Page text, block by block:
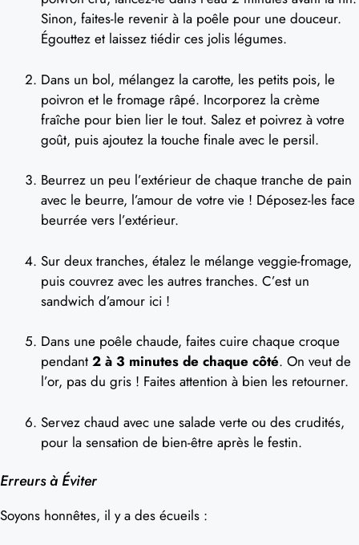
Sinon, faites-le revenir à la poêle pour une douceur.
Égouttez et laissez tiédir ces jolis légumes.
Dans un bol, mélangez la carotte, les petits pois, le
poivron et le fromage râpé. Incorporez la crème
fraîche pour bien lier le tout. Salez et poivrez à votre
goût, puis ajoutez la touche finale avec le persil.
Beurrez un peu l’extérieur de chaque tranche de pain
avec le beurre, l’amour de votre vie ! Déposez-les face
beurrée vers l’extérieur.
Sur deux tranches, étalez le mélange veggie-fromage,
puis couvrez avec les autres tranches. C’est un
sandwich d’amour ici !
Dans une poêle chaude, faites cuire chaque croque
pendant 2 à 3 minutes de chaque côté. On veut de
l’or, pas du gris ! Faites attention à bien les retourner.
Servez chaud avec une salade verte ou des crudités,
pour la sensation de bien-être après le festin.
Erreurs à Éviter
Soyons honnêtes, il y a des écueils :